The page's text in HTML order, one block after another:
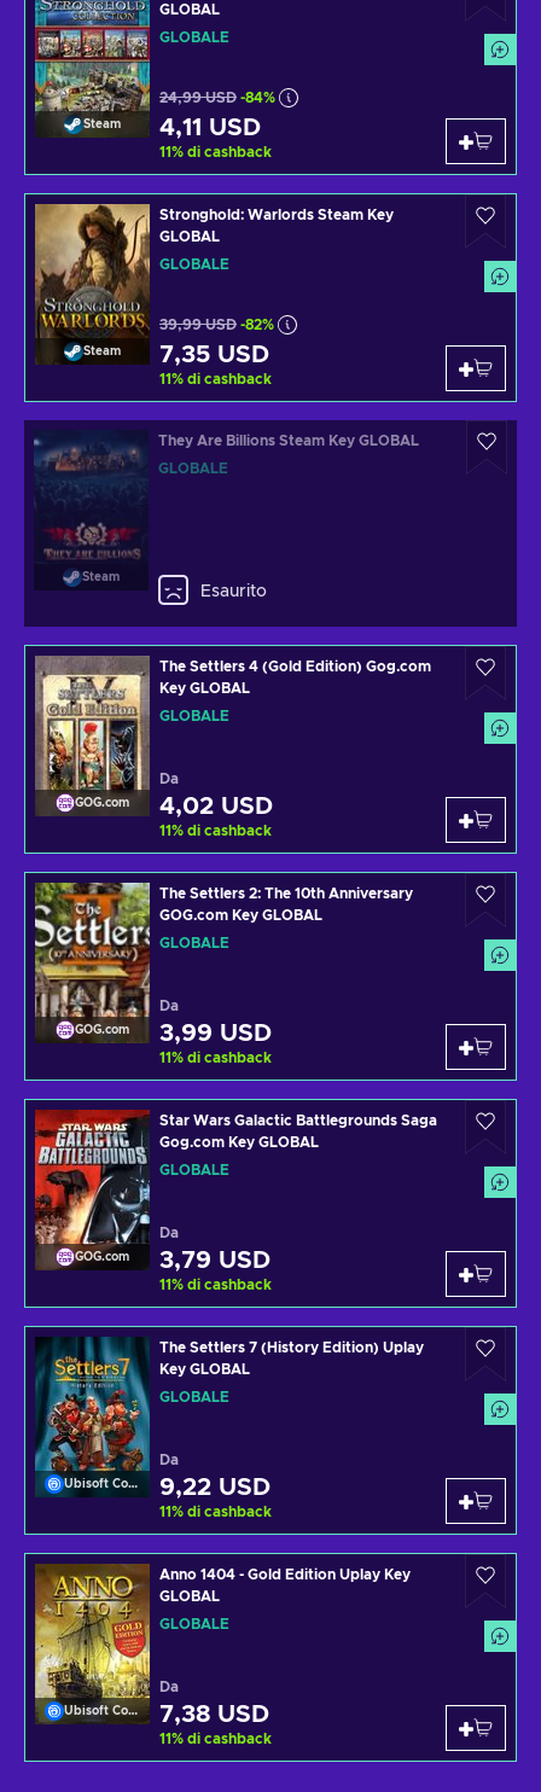
Steam
GLOBAL
GLOBALE
24,99 USD -84%
4,11 USD
11% di cashback
Steam
Stronghold: Warlords Steam Key
GLOBAL
GLOBALE
39,99 USD -82%
7,35 USD
11% di cashback
Steam
They Are Billions Steam Key GLOBAL
GLOBALE
Esaurito
GOG.com
The Settlers 4 (Gold Edition) Gog.com
Key GLOBAL
GLOBALE
Da
4,02 USD
11% di cashback
GOG.com
The Settlers 2: The 10th Anniversary
GOG.com Key GLOBAL
GLOBALE
Da
3,99 USD
11% di cashback
GOG.com
Star Wars Galactic Battlegrounds Saga
Gog.com Key GLOBAL
GLOBALE
Da
3,79 USD
11% di cashback
Ubisoft Connect
The Settlers 7 (History Edition) Uplay
Key GLOBAL
GLOBALE
Da
9,22 USD
11% di cashback
Ubisoft Connect
Anno 1404 - Gold Edition Uplay Key
GLOBAL
GLOBALE
Da
7,38 USD
11% di cashback